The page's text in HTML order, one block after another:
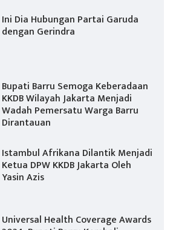
Ini Dia Hubungan Partai Garuda
dengan Gerindra
Bupati Barru Semoga Keberadaan
KKDB Wilayah Jakarta Menjadi
Wadah Pemersatu Warga Barru
Dirantauan
Istambul Afrikana Dilantik Menjadi
Ketua DPW KKDB Jakarta Oleh
Yasin Azis
Universal Health Coverage Awards